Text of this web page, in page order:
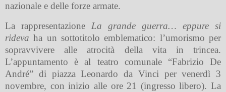
nazionale e delle forze armate.
La rappresentazione La grande guerra… eppure si
rideva ha un sottotitolo emblematico: l’umorismo per
sopravvivere alle atrocità della vita in trincea.
L’appuntamento è al teatro comunale “Fabrizio De
André” di piazza Leonardo da Vinci per venerdì 3
novembre, con inizio alle ore 21 (ingresso libero). La